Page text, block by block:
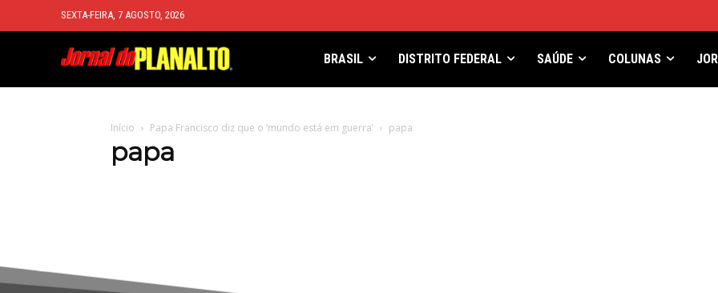
SEXTA-FEIRA, 7 AGOSTO, 2026
BRASIL DISTRITO FEDERAL SAÚDE COLUNAS
Início Papa Francisco diz que o ‘mundo está em guerra’ papa
papa